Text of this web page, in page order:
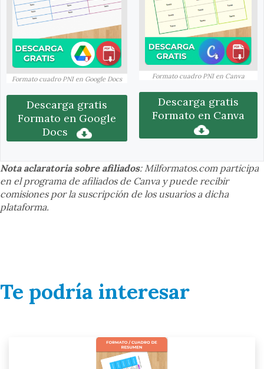
Formato cuadro PNI en Google Docs
Descarga gratis
Formato en Google
Docs
Formato cuadro PNI en Canva
Descarga gratis
Formato en Canva
Nota aclaratoria sobre afiliados: Milformatos.com participa
en el programa de afiliados de Canva y puede recibir
comisiones por la suscripción de los usuarios a dicha
plataforma.
Te podría interesar